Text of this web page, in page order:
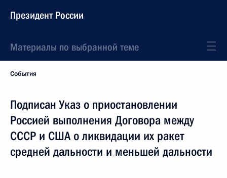
Президент России
Материалы по выбранной теме
События
Подписан Указ о приостановлении
Россией выполнения Договора между
СССР и США о ликвидации их ракет
средней дальности и меньшей дальности